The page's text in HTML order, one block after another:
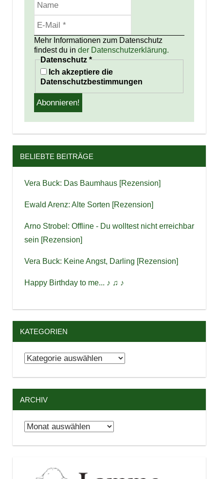
Mehr Informationen zum Datenschutz
findest du in der Datenschutzerklärung.
Datenschutz *
Ich akzeptiere die
Datenschutzbestimmungen
BELIEBTE BEITRÄGE
Vera Buck: Das Baumhaus [Rezension]
Ewald Arenz: Alte Sorten [Rezension]
Arno Strobel: Offline - Du wolltest nicht erreichbar
sein [Rezension]
Vera Buck: Keine Angst, Darling [Rezension]
Happy Birthday to me... ♪ ♫ ♪
KATEGORIEN
Kategorien
ARCHIV
Archiv